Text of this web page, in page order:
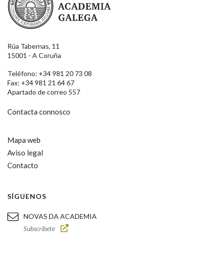
Rúa Tabernas, 11
15001 - A Coruña
Teléfono: +34 981 20 73 08
Fax: +34 981 21 64 67
Apartado de correo 557
Contacta connosco
Mapa web
Aviso legal
Contacto
SÍGUENOS
NOVAS DA ACADEMIA
Subscríbete